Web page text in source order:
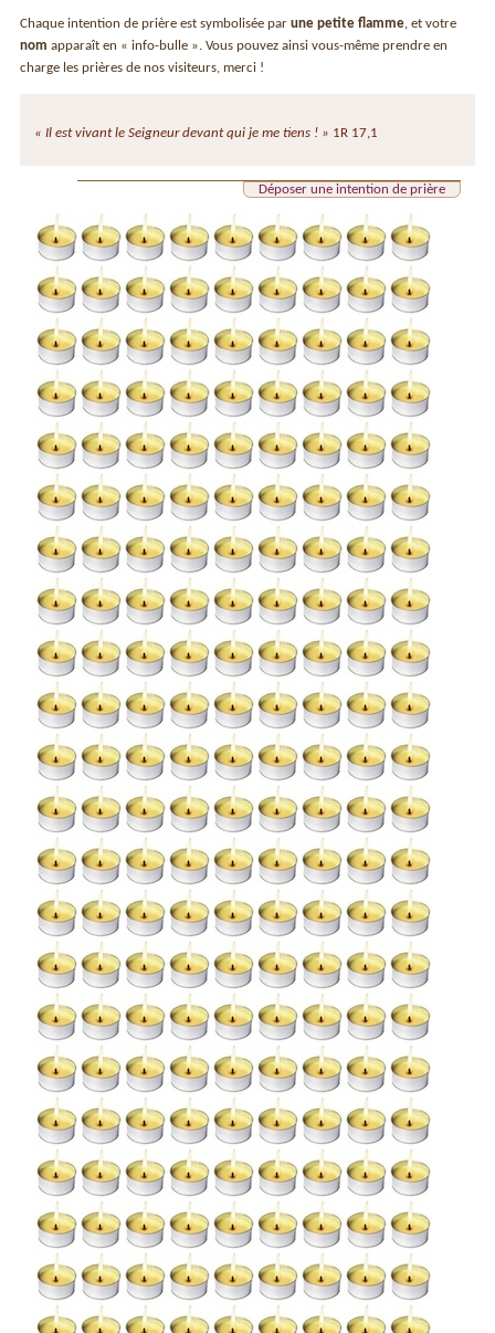
Chaque intention de prière est symbolisée parune petite flamme, et votre
nomapparaît en « info-bulle ». Vous pouvez ainsi vous-même prendre en
charge les prières de nos visiteurs, merci !
« Il est vivant le Seigneur devant qui je me tiens ! » 1R 17,1
Déposer une intention de prière